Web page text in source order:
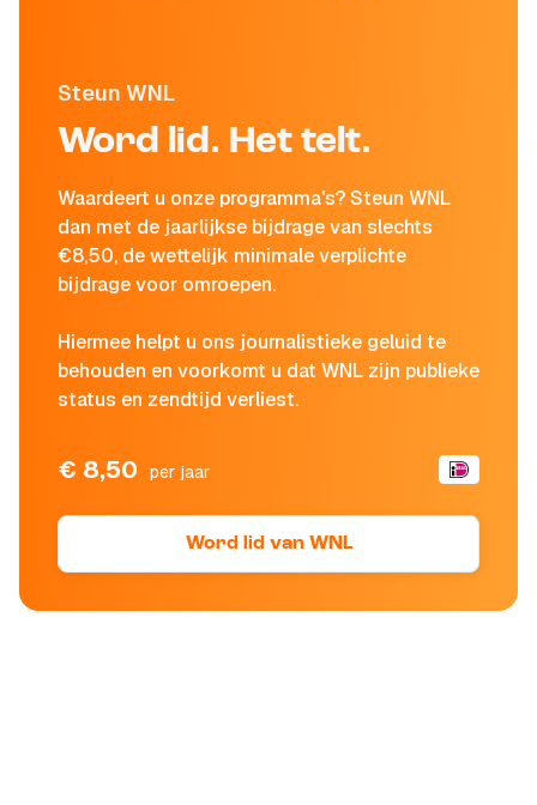
Steun WNL
Word lid. Het telt.
Waardeert u onze programma's? Steun WNL
dan met de jaarlijkse bijdrage van slechts
€8,50, de wettelijk minimale verplichte
bijdrage voor omroepen.
Hiermee helpt u ons journalistieke geluid te
behouden en voorkomt u dat WNL zijn publieke
status en zendtijd verliest.
€ 8,50 per jaar
Word lid van WNL